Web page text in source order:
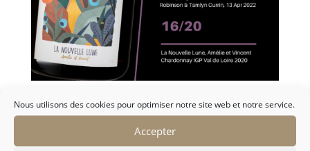
Nous utilisons des cookies pour optimiser notre site web et notre service.
Accepter
Jancis Robinson – Avril 2022